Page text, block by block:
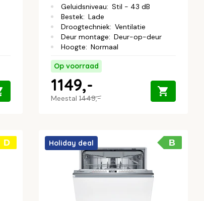
Geluidsniveau: Stil - 43 dB
Bestek: Lade
Droogtechniek: Ventilatie
Deur montage: Deur-op-deur
Hoogte: Normaal
Op voorraad
Meestal 1449,-
1149,-
D B
Holiday deal